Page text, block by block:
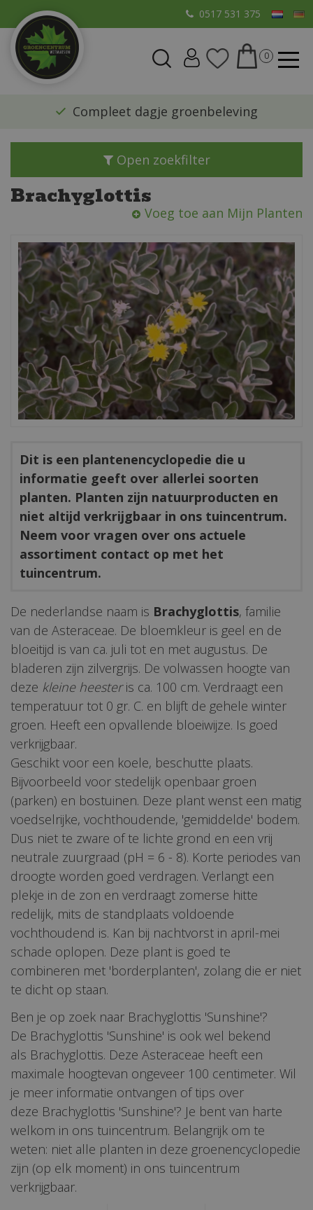
a
0517 531 375
​Compleet dagje groenbeleving
Open zoekfilter
Brachyglottis
Voeg toe aan Mijn Planten
Dit is een plantenencyclopedie die u
informatie geeft over allerlei soorten
planten. Planten zijn natuurproducten en
niet altijd verkrijgbaar in ons tuincentrum.
Neem voor vragen over ons actuele
assortiment contact op met het
tuincentrum.
De nederlandse naam is Brachyglottis, familie
van de Asteraceae. De bloemkleur is geel en de
bloeitijd is van ca. juli tot en met augustus. De
bladeren zijn zilvergrijs. De volwassen hoogte van
deze kleine heesteris ca. 100 cm. Verdraagt een
temperatuur tot 0 gr. C. en blijft de gehele winter
groen. Heeft een opvallende bloeiwijze. Is goed
verkrijgbaar.
Geschikt voor een koele, beschutte plaats.
Bijvoorbeeld voor stedelijk openbaar groen
(parken) en bostuinen. Deze plant wenst een matig
voedselrijke, vochthoudende, 'gemiddelde' bodem.
Dus niet te zware of te lichte grond en een vrij
neutrale zuurgraad (pH = 6 - 8). Korte periodes van
droogte worden goed verdragen. Verlangt een
plekje in de zon en verdraagt zomerse hitte
redelijk, mits de standplaats voldoende
vochthoudend is. Kan bij nachtvorst in april-mei
schade oplopen. Deze plant is goed te
combineren met 'borderplanten', zolang die er niet
te dicht op staan.
Ben je op zoek naar Brachyglottis 'Sunshine'?
De Brachyglottis 'Sunshine' is ook wel bekend
als Brachyglottis. Deze Asteraceae heeft een
maximale hoogtevan ongeveer 100 centimeter. Wil
je meer informatie ontvangen of tips over
deze Brachyglottis 'Sunshine'? Je bent van harte
welkom in ons tuincentrum. Belangrijk om te
weten: niet alle planten in deze groenencyclopedie
zijn (op elk moment) in ons tuincentrum
verkrijgbaar.